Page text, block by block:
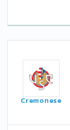
Cremonese